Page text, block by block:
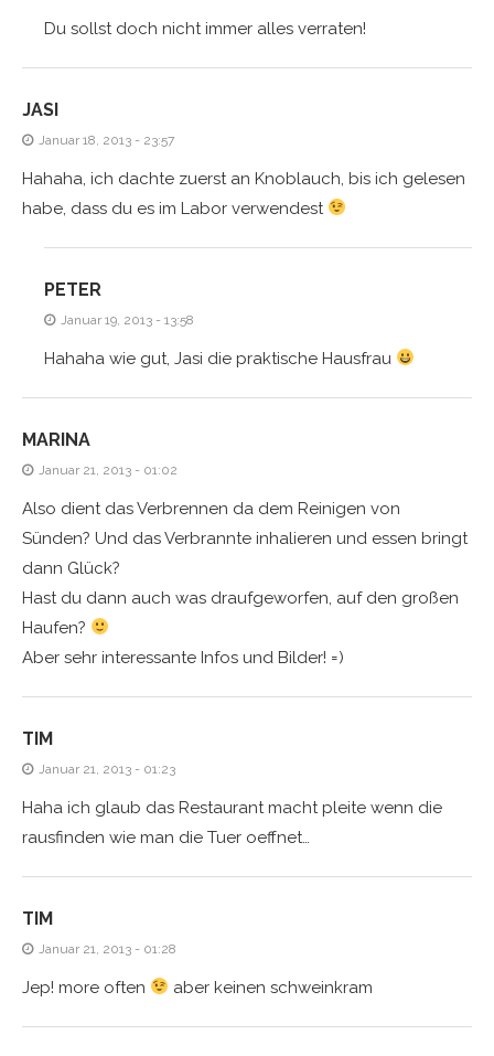
Du sollst doch nicht immer alles verraten!
JASI
Januar 18, 2013 - 23:57
Hahaha, ich dachte zuerst an Knoblauch, bis ich gelesen
habe, dass du es im Labor verwendest
PETER
Januar 19, 2013 - 13:58
Hahaha wie gut, Jasi die praktische Hausfrau
MARINA
Januar 21, 2013 - 01:02
Also dient das Verbrennen da dem Reinigen von
Sünden? Und das Verbrannte inhalieren und essen bringt
dann Glück?
Hast du dann auch was draufgeworfen, auf den großen
Haufen?
Aber sehr interessante Infos und Bilder! =)
TIM
Januar 21, 2013 - 01:23
Haha ich glaub das Restaurant macht pleite wenn die
rausfinden wie man die Tuer oeffnet…
TIM
Januar 21, 2013 - 01:28
Jep! more often aber keinen schweinkram